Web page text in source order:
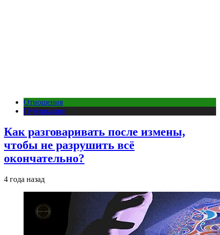
Отношения
Публикации
Как разговаривать после измены,
чтобы не разрушить всё
окончательно?
4 года назад